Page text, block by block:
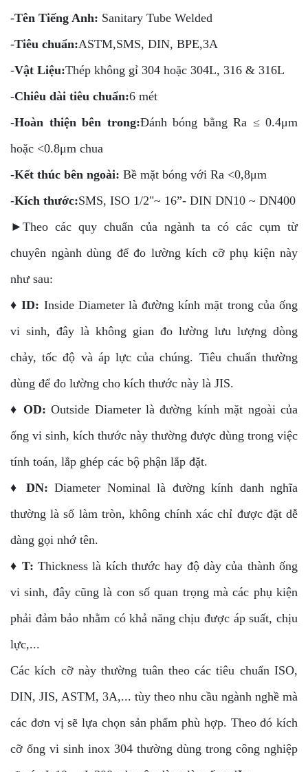
-Tên Tiếng Anh: Sanitary Tube Welded
-Tiêu chuẩn:ASTM,SMS, DIN, BPE,3A
-Vật Liệu:Thép không gỉ 304 hoặc 304L, 316 & 316L
-Chiêu dài tiêu chuẩn:6 mét
-Hoàn thiện bên trong:Đánh bóng bằng Ra ≤ 0.4μm
hoặc <0.8μm chua
-Kết thúc bên ngoài: Bề mặt bóng với Ra <0,8μm
-Kích thước:SMS, ISO 1/2"~ 16”- DIN DN10 ~ DN400
►Theo các quy chuẩn của ngành ta có các cụm từ
chuyên ngành dùng để đo lường kích cỡ phụ kiện này
như sau:
♦ID: Inside Diameter là đường kính mặt trong của ống
vi sinh, đây là không gian đo lường lưu lượng dòng
chảy, tốc độ và áp lực của chúng. Tiêu chuẩn thường
dùng để đo lường cho kích thước này là JIS.
♦ OD: Outside Diameter là đường kính mặt ngoài của
ống vi sinh, kích thước này thường được dùng trong việc
tính toán, lắp ghép các bộ phận lắp đặt.
♦ DN: Diameter Nominal là đường kính danh nghĩa
thường là số làm tròn, không chính xác chỉ được đặt dễ
dàng gọi nhớ tên.
♦ T:Thickness là kích thước hay độ dày của thành ống
vi sinh, đây cũng là con số quan trọng mà các phụ kiện
phải đảm bảo nhằm có khả năng chịu được áp suất, chịu
lực,...
Các kích cỡ này thường tuân theo các tiêu chuẩn ISO,
DIN, JIS, ASTM, 3A,... tùy theo nhu cầu ngành nghề mà
các đơn vị sẽ lựa chọn sản phẩm phù hợp. Theo đó kích
cỡ ống vi sinh inox 304 thường dùng trong công nghiệp